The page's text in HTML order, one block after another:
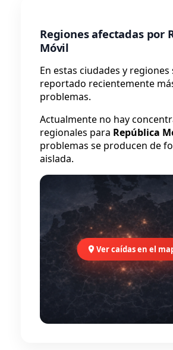
Regiones afectadas por
Móvil
En estas ciudades y regiones
reportado recientemente
problemas.
Actualmente no hay
regionales para República
problemas se producen de
aislada.
Ver caídas en el